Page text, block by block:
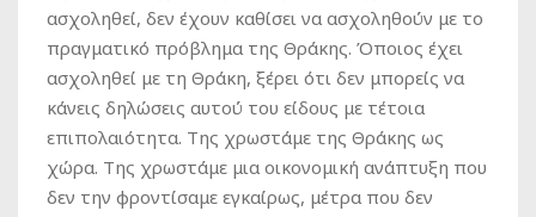
ασχοληθεί, δεν έχουν καθίσει να ασχοληθούν με το
πραγματικό πρόβλημα της Θράκης. Όποιος έχει
ασχοληθεί με τη Θράκη, ξέρει ότι δεν μπορείς να
κάνεις δηλώσεις αυτού του είδους με τέτοια
επιπολαιότητα. Της χρωστάμε της Θράκης ως
χώρα. Της χρωστάμε μια οικονομική ανάπτυξη που
δεν την φροντίσαμε εγκαίρως, μέτρα που δεν